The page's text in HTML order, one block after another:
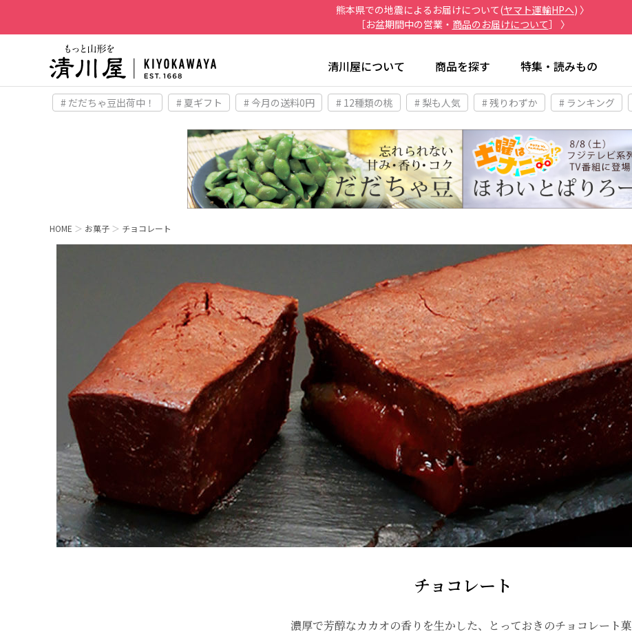
熊本県での地震によるお届けについて(ヤマト運輸HPへ) 〉
［お盆期間中の営業・ 商品のお届けについて］ 〉
清川屋について 商品を探す 特集・読みもの
# だだちゃ豆出荷中！ # 夏ギフト # 今月の送料0円 # 12種類の桃 # 梨も人気 # 残りわずか # ランキング
HOME お菓子 チョコレート
チョコレート
濃厚で芳醇なカカオの香りを生かした、とっておきのチョコレート菓